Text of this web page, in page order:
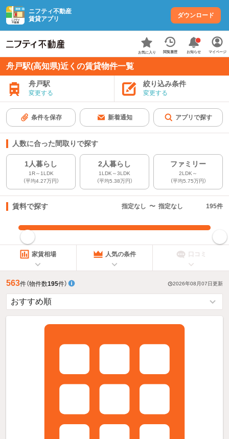
ニフティ不動産
賃貸アプリ
ダウンロード
お気に入り 閲覧履歴 お知らせ マイページ
舟戸駅(高知県)近くの賃貸物件一覧
舟戸駅
変更する
絞り込み条件
変更する
条件を保存 新着通知 アプリで探す
人数に合った間取りで探す
1人暮らし
1R～1LDK
（平均4.27万円）
2人暮らし
1LDK～3LDK
（平均5.38万円）
ファミリー
2LDK～
（平均5.75万円）
賃料で探す 指定なし 〜 指定なし 195件
指定した賃料で絞り込む
家賃相場 人気の条件 口コミ
563件（物件数195件） 2026年08月07日更新